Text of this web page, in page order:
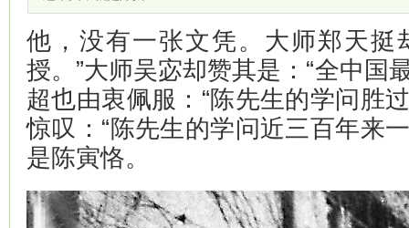
他，没有一张文凭。大师郑天挺
授。”大师吴宓却赞其是：“全中国
超也由衷佩服：“陈先生的学问胜
惊叹：“陈先生的学问近三百年来
是陈寅恪。